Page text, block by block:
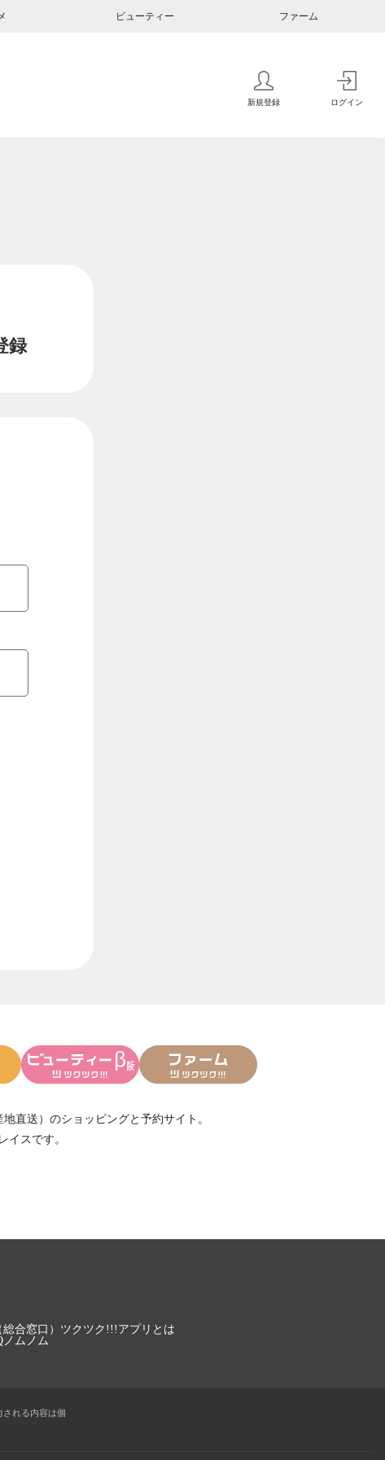
ビューティー ファーム
新規登録 ログイン
録
直送） のショッピングと予約サイト。
イスです。
合窓口）
ツクツク!!!アプリとは
ノムノム
れる内容は個